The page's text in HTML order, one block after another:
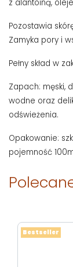
z alantoiną,
Pozostawia
Zamyka pory i
Pełny skład w
Zapach: męski,
wodne oraz
odświeżenia.
Opakowanie:
pojemność
Bestseller